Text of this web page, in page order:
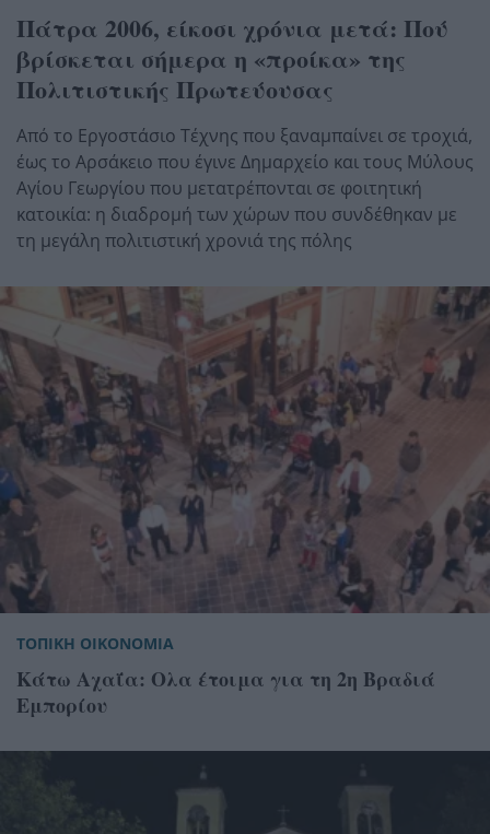
Πάτρα 2006, είκοσι χρόνια μετά: Πού
βρίσκεται σήμερα η «προίκα» της
Πολιτιστικής Πρωτεύουσας
Από το Εργοστάσιο Τέχνης που ξαναμπαίνει σε τροχιά,
έως το Αρσάκειο που έγινε Δημαρχείο και τους Μύλους
Αγίου Γεωργίου που μετατρέπονται σε φοιτητική
κατοικία: η διαδρομή των χώρων που συνδέθηκαν με
τη μεγάλη πολιτιστική χρονιά της πόλης
ΤΟΠΙΚΗ ΟΙΚΟΝΟΜΙΑ
Κάτω Αχαΐα: Ολα έτοιμα για τη 2η Βραδιά
Εμπορίου